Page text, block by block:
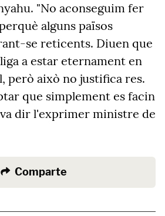
"No aconseguim fer
alguns països
se reticents. Diuen que
a estar eternament en
però això no justifica res.
que simplement es facin
va dir l'exprimer ministre de
Comparte